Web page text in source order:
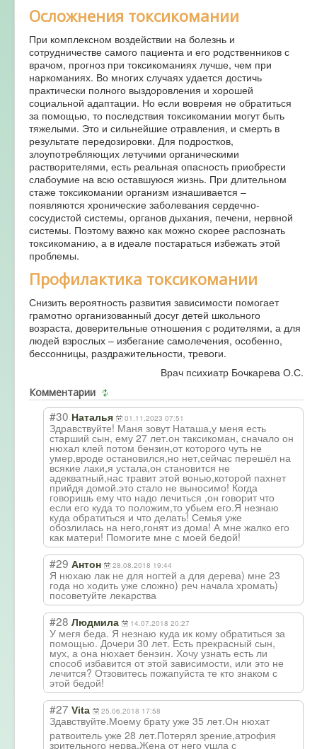
Осложнения токсикомании
При комплексном воздействии на болезнь и
сотрудничестве самого пациента и его родственников с
врачом, прогноз при токсикоманиях лучше, чем при
наркоманиях. Во многих случаях удается достичь
практически полного выздоровления и хорошей
социальной адаптации. Но если вовремя не обратиться
за помощью, то последствия токсикомании могут быть
тяжелыми. Это и сильнейшие отравления, и смерть в
результате передозировки. Для подростков,
злоупотребляющих летучими органическими
растворителями, есть реальная опасность приобрести
слабоумие на всю оставшуюся жизнь. При длительном
стаже токсикомании организм изнашивается –
появляются хронические заболевания сердечно-
сосудистой системы, органов дыхания, печени, нервной
системы. Поэтому важно как можно скорее распознать
токсикоманию, а в идеале постараться избежать этой
проблемы.
Профилактика токсикомании
Снизить вероятность развития зависимости помогает
грамотно организованный досуг детей школьного
возраста, доверительные отношения с родителями, а для
людей взрослых – избегание самолечения, особенно,
бессонницы, раздражительности, тревоги.
Врач психиатр Бочкарева О.С.
Комментарии
#30 Наталья 01.11.2023 07:51
Здравствуйте! Маня зовут Наташа,у меня есть
старший сын, ему 27 лет.он таксикоман, сначало он
нюхал клей потом бензин,от которого чуть не
умер,вроде остановился,но нет,сейчас перешёл на
всякие лаки,я устала,он становится не
адекватный,нас травит этой вонью,которой пахнет
прийдя домой.это стало не выносимо! Когда
говоришь ему что надо лечиться ,он говорит что
если его куда то положим,то убьем его.Я незнаю
куда обратиться и что делать! Семья уже
обозлилась на него,гонят из дома! А мне жалко его
как матери! Помогите мне с моей бедой!
#29 Антон 28.08.2018 19:44
Я нюхаю лак не для ногтей а для дерева) мне 23
года но ходить уже сложно) реч начала хромать)
посоветуйте лекарства
#28 Людмила 14.07.2018 20:27
У мегя беда. Я незнаю куда ик кому обратиться за
помощью. Дочери 30 лет. Есть прекрасный сын,
мух, а она нюхает бенэин. Хочу узнать есть ли
способ избавится от этой зависимости, или это не
лечится? Отзовитесь пожапуйста те кто знаком с
этой бедой!
#27 Vita 25.06.2018 17:58
Здавствуйте.Моему брату уже 35 лет.Он нюхат
ратвоитель уже 28 лет.Потерял зрение,атрофия
зрительного нерва.Жена от него ушла с